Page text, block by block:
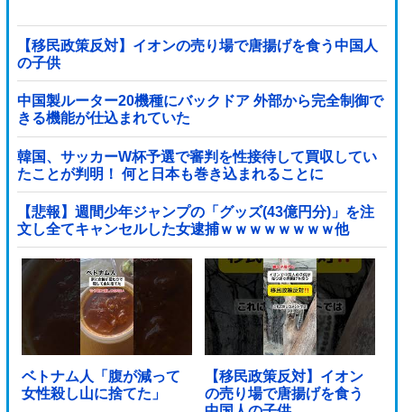
【移民政策反対】イオンの売り場で唐揚げを食う中国人
の子供
中国製ルーター20機種にバックドア 外部から完全制御で
きる機能が仕込まれていた
韓国、サッカーW杯予選で審判を性接待して買収してい
たことが判明！ 何と日本も巻き込まれることに
【悲報】週間少年ジャンプの「グッズ(43億円分)」を注
文し全てキャンセルした女逮捕ｗｗｗｗｗｗｗｗ他
ベトナム人「腹が減って
女性殺し山に捨てた」
【移民政策反対】イオン
の売り場で唐揚げを食う